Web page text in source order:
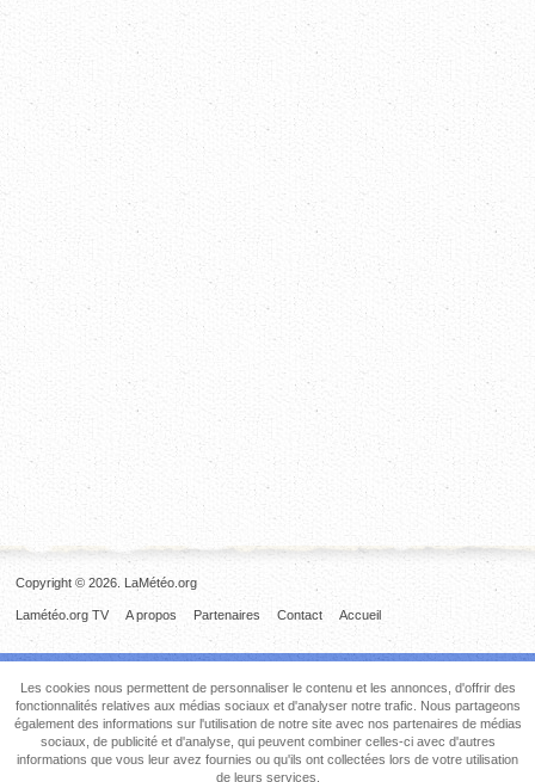
Copyright © 2026. LaMétéo.org
Accueil
Contact
Partenaires
A propos
Lamétéo.org TV
Les cookies nous permettent de personnaliser le contenu et les annonces, d'offrir des
fonctionnalités relatives aux médias sociaux et d'analyser notre trafic. Nous partageons
également des informations sur l'utilisation de notre site avec nos partenaires de médias
sociaux, de publicité et d'analyse, qui peuvent combiner celles-ci avec d'autres
informations que vous leur avez fournies ou qu'ils ont collectées lors de votre utilisation
de leurs services.